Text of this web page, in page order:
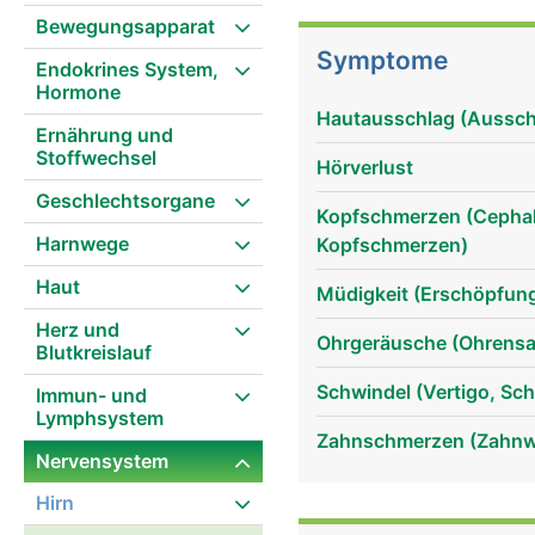
Bewegungsapparat
Endokrines System,
Hormone
Ernährung und
Stoffwechsel
Geschlechtsorgane
Harnwege
Haut
Herz und
Blutkreislauf
Immun- und
Lymphsystem
Nervensystem
Hirn
Hirnnerven 3, 4 und 6
Oberkieferast aufteilt.
Kaumuskulatur. Der 7.
ist der Hör- und
das
Hirnnerv den Gaumen
die Herzfunktion und
die Tonbildung und
Hirnnerv ist der
Hirnnerv bewegt die
Symptome
Hautausschlag
Hörverlust
Kopfschmerzen
Kopfschmerzen)
Müdigkeit
Ohrgeräusche
Schwindel (Vertigo,
Zahnschmerzen